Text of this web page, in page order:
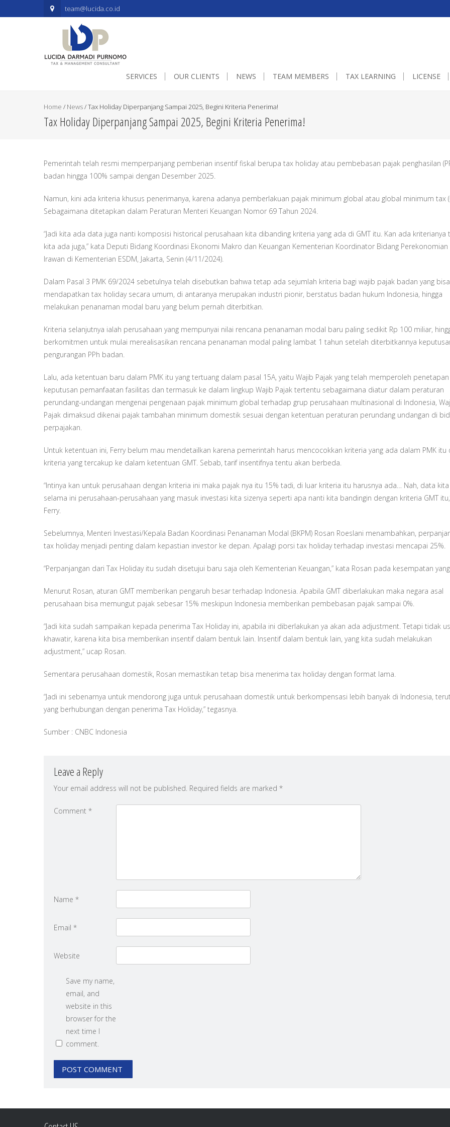
.mapouter{position:relative;text-align:right;height:500px;width:600px;}embedgooglemap.net.gmap_canvas
team@lucida.co.id
SERVICES OUR CLIENTS NEWS TEAM MEMBERS TAX LEARNING LICENSE
Home / News/Tax Holiday Diperpanjang Sampai 2025, Begini Kriteria Penerima!
Tax Holiday Diperpanjang Sampai 2025, Begini Kriteria Penerima!
Pemerintah telah resmi memperpanjang pemberian insentif fiskal berupa tax holiday atau pembebasan pajak penghasilan
badan hingga 100% sampai dengan Desember 2025.
Namun, kini ada kriteria khusus penerimanya, karena adanya pemberlakuan pajak minimum global atau global minimum tax
Sebagaimana ditetapkan dalam Peraturan Menteri Keuangan Nomor 69 Tahun 2024.
“Jadi kita ada data juga nanti komposisi historical perusahaan kita dibanding kriteria yang ada di GMT itu. Kan ada kriterianya
kita ada juga,” kata Deputi Bidang Koordinasi Ekonomi Makro dan Keuangan Kementerian Koordinator Bidang Perekonomian
Irawan di Kementerian ESDM, Jakarta, Senin (4/11/2024).
Dalam Pasal 3 PMK 69/2024 sebetulnya telah disebutkan bahwa tetap ada sejumlah kriteria bagi wajib pajak badan yang bisa
mendapatkan tax holiday secara umum, di antaranya merupakan industri pionir, berstatus badan hukum Indonesia, hingga
melakukan penanaman modal baru yang belum pernah diterbitkan.
Kriteria selanjutnya ialah perusahaan yang mempunyai nilai rencana penanaman modal baru paling sedikit Rp 100 miliar,
berkomitmen untuk mulai merealisasikan rencana penanaman modal paling lambat 1 tahun setelah diterbitkannya
pengurangan PPh badan.
Lalu, ada ketentuan baru dalam PMK itu yang tertuang dalam pasal 15A, yaitu Wajib Pajak yang telah memperoleh penetapan
keputusan pemanfaatan fasilitas dan termasuk ke dalam lingkup Wajib Pajak tertentu sebagaimana diatur dalam peraturan
perundang-undangan mengenai pengenaan pajak minimum global terhadap grup perusahaan multinasional di Indonesia,
Pajak dimaksud dikenai pajak tambahan minimum domestik sesuai dengan ketentuan peraturan perundang undangan di
perpajakan.
Untuk ketentuan ini, Ferry belum mau mendetailkan karena pemerintah harus mencocokkan kriteria yang ada dalam PMK itu
kriteria yang tercakup ke dalam ketentuan GMT. Sebab, tarif insentifnya tentu akan berbeda.
“Intinya kan untuk perusahaan dengan kriteria ini maka pajak nya itu 15% tadi, di luar kriteria itu harusnya ada… Nah, data
selama ini perusahaan-perusahaan yang masuk investasi kita sizenya seperti apa nanti kita bandingin dengan kriteria GMT
Ferry.
Sebelumnya, Menteri Investasi/Kepala Badan Koordinasi Penanaman Modal (BKPM) Rosan Roeslani menambahkan,
tax holiday menjadi penting dalam kepastian investor ke depan. Apalagi porsi tax holiday terhadap investasi mencapai 25%.
“Perpanjangan dari Tax Holiday itu sudah disetujui baru saja oleh Kementerian Keuangan,” kata Rosan pada kesempatan
Menurut Rosan, aturan GMT memberikan pengaruh besar terhadap Indonesia. Apabila GMT diberlakukan maka negara asal
perusahaan bisa memungut pajak sebesar 15% meskipun Indonesia memberikan pembebasan pajak sampai 0%.
“Jadi kita sudah sampaikan kepada penerima Tax Holiday ini, apabila ini diberlakukan ya akan ada adjustment. Tetapi tidak
khawatir, karena kita bisa memberikan insentif dalam bentuk lain. Insentif dalam bentuk lain, yang kita sudah melakukan
adjustment,” ucap Rosan.
Sementara perusahaan domestik, Rosan memastikan tetap bisa menerima tax holiday dengan format lama.
“Jadi ini sebenarnya untuk mendorong juga untuk perusahaan domestik untuk berkompensasi lebih banyak di Indonesia,
yang berhubungan dengan penerima Tax Holiday,” tegasnya.
Sumber : CNBC Indonesia
Leave a Reply
Your email address will not be published. Required fields are marked *
Comment *
Name *
Email *
Website
Save my name,
email, and
website in this
browser for the
next time I
comment.